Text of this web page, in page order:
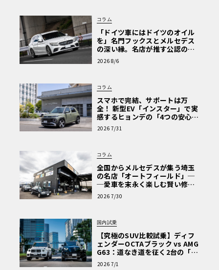
コラム
「ドイツ車にはドイツのオイル
を」名門フックスとメルセデス
の深い縁。名店が推す公認の安
心と、Cクラスで味わうシルキー
な走り〈PR〉
2026 8/6
コラム
スマホで完結、サポートは万
全！ 新型EV「インスター」で実
感するヒョンデの「4つの安心」
【第1回・ヒョンデ6つの疑問：
Why? Hyundai?】〈PR〉
2026 7/31
コラム
全国からメルセデスが集う埼玉
の名店「オートフィールド」─
─愛車を末永く楽しむ賢い修理
術と、プロがフックス製オイル
を選ぶ理由〈PR〉
2026 7/30
国内試乗
【究極のSUV比較試乗】ディフ
ェンダーOCTAブラック vs AMG
G63：道なき道を征く2台の「対
極的アプローチ」
2026 7/1